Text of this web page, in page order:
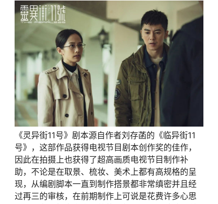
《灵异街11号》剧本源自作者刘存菡的《临异街11
号》，这部作品获得电视节目剧本创作奖的佳作，
因此在拍摄上也获得了超高画质电视节目制作补
助，不论是在取景、梳妆、美术上都有高规格的呈
现，从编剧脚本一直到制作搭景都非常缜密并且经
过再三的审核，在前期制作上可说是花费许多心思